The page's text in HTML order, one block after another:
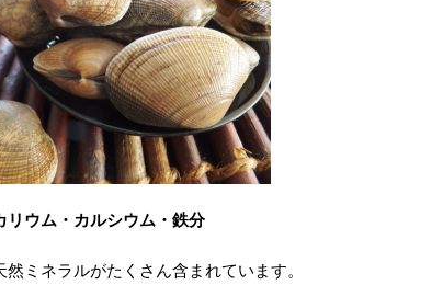
リウム・カルシウム・鉄分
然ミネラルがたくさん含まれています。